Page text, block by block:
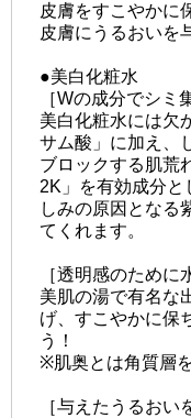
皮膚をすこやかに
皮膚にうるおいを
●美白化粧水
［Wの成分でシミ
美白化粧水には欠
サム酸」に加え、
ブロックする肌荒
2K」を有効成分と
しみの原因となる
てくれます。
［透明感のために
美肌の湯で有名な
げ、すこやかに保
う！
※肌奥とは角質層
［与えたうるおい